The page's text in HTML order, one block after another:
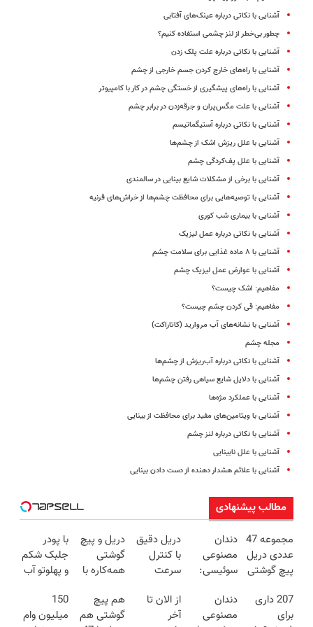
آشنایی با نکاتی درباره عینک‌های آفتابی
چطور بی‌خطر از لنز چشمی استفاده کنیم؟
آشنایی با نکاتی درباره علت پلک زدن
آشنایی با راه‌های خارج کردن جسم خارجی از چشم
آشنایی با راه‌های پیشگیری از خستگی چشم در کار با کامپیوتر
آشنایی با علت مگس‌پران و جرقه‌زدن در برابر چشم
آشنایی با نکاتی درباره آستیگماتیسم
آشنایی با علل ریزش اشک‌ از چشم‌ها
آشنایی با علل پف‌کردگی چشم
آشنایی با برخی از مشکلات شایع بینایی در سالمندی
آشنایی با توصیه‌هایی برای محافظت چشم‌ها از خراش‌های قرنیه
آشنایی با بیماری شب کوری
آشنایی با نکاتی درباره عمل لیزیک
آشنایی با ۸ ماده غذایی برای سلامت چشم‌
آشنایی با عوارض عمل لیزیک چشم
مفاهیم: اشک چیست؟
مفاهیم: قی کردن چشم چیست؟
آشنایی با نشانه‌های آب مروارید (کاتاراکت)
مجله چشم‌
آشنایی با نکاتی درباره آب‌ریزش از چشم‌ها
آشنایی با دلایل شایع سیاهی رفتن چشم‌ها
آشنایی با عملکرد مژه‌‌ها
آشنایی با ویتامین‌های مفید برای محافظت از بینایی
آشنایی با نکاتی درباره لنز چشم
آشنایی با علل نابینایی
آشنایی با علائم هشدار دهنده از دست دادن بینایی
مطالب پیشنهادی
مجموعه 47
عددی دریل
پیچ گوشتی
(تخفیف به
مدت
دندان
مصنوعی
سوئیسی:
فناوری
اروپا، سبک
دریل دقیق
با کنترل
سرعت
(مجموعه
47عددی +
دریل و پیچ
گوشتی
همه‌کاره با
هوشمند ⚙️
(نصف
با پودر
جلبک شکم
و پهلوتو آب
شو(تخفیف
تا امشب)
207 داری
برای
دندان
مصنوعی
از الان تا
آخر
هم پیچ
گوشتی هم
150
میلیون وام